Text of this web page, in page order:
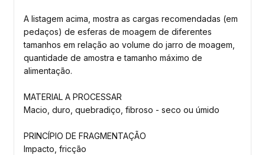
A listagem acima, mostra as cargas recomendadas (em
pedaços) de esferas de moagem de diferentes
tamanhos em relação ao volume do jarro de moagem,
quantidade de amostra e tamanho máximo de
alimentação.
MATERIAL A PROCESSAR
Macio, duro, quebradiço, fibroso - seco ou úmido
PRINCÍPIO DE FRAGMENTAÇÃO
Impacto, fricção